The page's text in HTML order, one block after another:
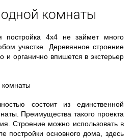
комнаты
постройка 4х4 не займет много
участке. Деревянное строение
и органично впишется в экстерьер
состоит из единственной
Преимущества такого проекта
Строение можно использовать в
постройки основного дома, здесь